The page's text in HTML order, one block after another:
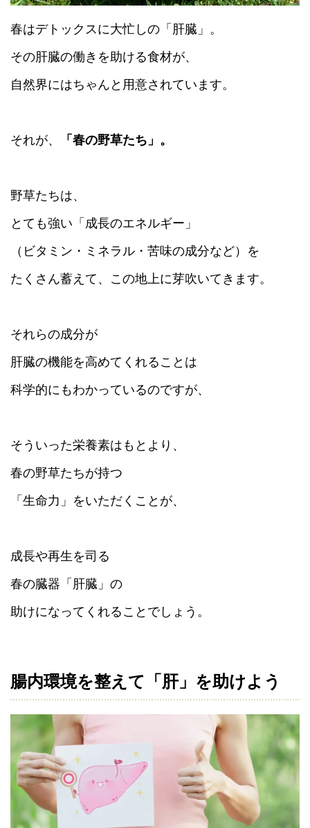
春はデトックスに大忙しの「肝臓」。
その肝臓の働きを助ける食材が、
自然界にはちゃんと用意されています。
それが、 「春の野草たち」。
野草たちは、
とても強い「成長のエネルギー」
（ビタミン・ミネラル・苦味の成分など）を
たくさん蓄えて、この地上に芽吹いてきます。
それらの成分が
肝臓の機能を高めてくれることは
科学的にもわかっているのですが、
そういった栄養素はもとより、
春の野草たちが持つ
「生命力」をいただくことが、
成長や再生を司る
春の臓器「肝臓」の
助けになってくれることでしょう。
腸内環境を整えて「肝」を助けよう